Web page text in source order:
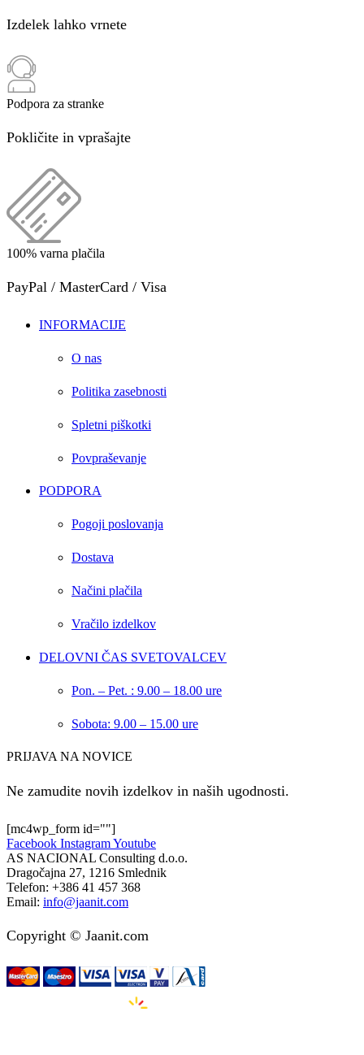
Izdelek lahko vrnete
Podpora za stranke
Pokličite in vprašajte
100% varna plačila
PayPal / MasterCard / Visa
INFORMACIJE
O nas
Politika zasebnosti
Spletni piškotki
Povpraševanje
PODPORA
Pogoji poslovanja
Dostava
Načini plačila
Vračilo izdelkov
DELOVNI ČAS SVETOVALCEV
Pon. – Pet. : 9.00 – 18.00 ure
Sobota: 9.00 – 15.00 ure
PRIJAVA NA NOVICE
Ne zamudite novih izdelkov in naših ugodnosti.
[mc4wp_form id=""]
Facebook InstagramYoutube
AS NACIONAL Consulting d.o.o.
Dragočajna 27, 1216 Smlednik
Telefon: +386 41 457 368
Email: info@jaanit.com
Copyright © Jaanit.com